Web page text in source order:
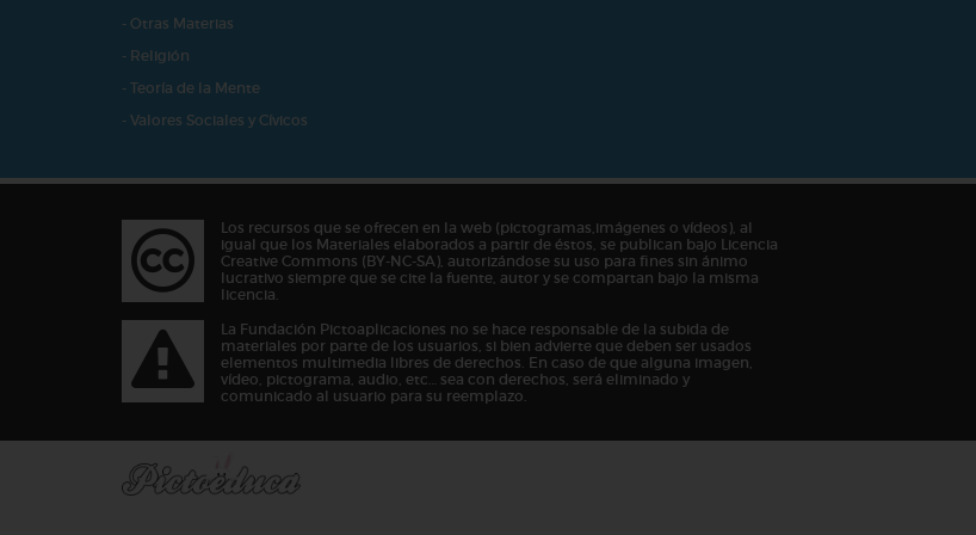
- Otras Materias
- Religión
- Teoría de la Mente
- Valores Sociales y Cívicos
Los recursos que se ofrecen en la web (pictogramas,imágenes o vídeos), al
igual que los Materiales elaborados a partir de éstos, se publican bajo Licencia
Creative Commons (BY-NC-SA), autorizándose su uso para fines sin ánimo
lucrativo siempre que se cite la fuente, autor y se compartan bajo la misma
licencia.
La Fundación Pictoaplicaciones no se hace responsable de la subida de
materiales por parte de los usuarios, si bien advierte que deben ser usados
elementos multimedia libres de derechos. En caso de que alguna imagen,
vídeo, pictograma, audio, etc… sea con derechos, será eliminado y
comunicado al usuario para su reemplazo.